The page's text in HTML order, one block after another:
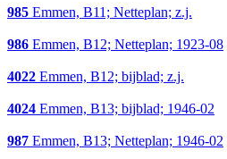
985 Emmen, B11; Netteplan; z.j.
986 Emmen, B12; Netteplan; 1923-08
4022 Emmen, B12; bijblad; z.j.
4024 Emmen, B13; bijblad; 1946-02
987 Emmen, B13; Netteplan; 1946-02